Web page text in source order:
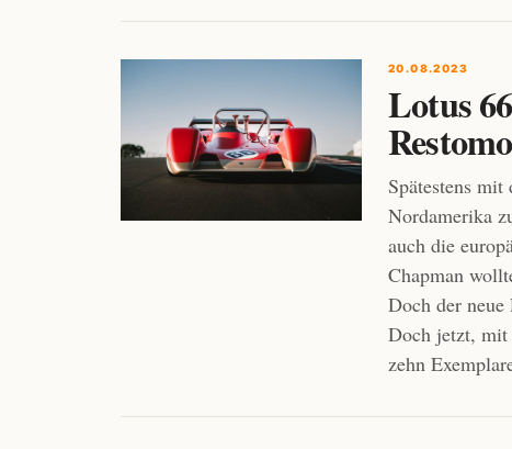
20.08.2023
Lotus
Spätestens
Nordamerika
auch die
Chapman
Doch der neue
Doch jetzt, mit
zehn